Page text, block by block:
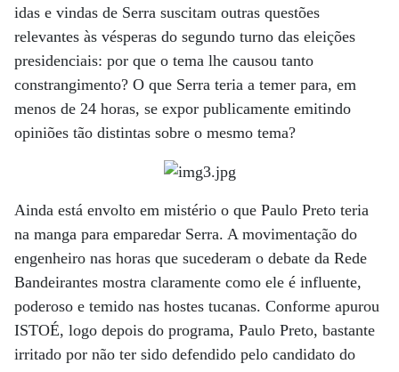
idas e vindas de Serra suscitam outras questões
relevantes às vésperas do segundo turno das eleições
presidenciais: por que o tema lhe causou tanto
constrangimento? O que Serra teria a temer para, em
menos de 24 horas, se expor publicamente emitindo
opiniões tão distintas sobre o mesmo tema?
Ainda está envolto em mistério o que Paulo Preto teria
na manga para emparedar Serra. A movimentação do
engenheiro nas horas que sucederam o debate da Rede
Bandeirantes mostra claramente como ele é influente,
poderoso e temido nas hostes tucanas. Conforme apurou
ISTOÉ, logo depois do programa, Paulo Preto, bastante
irritado por não ter sido defendido pelo candidato do